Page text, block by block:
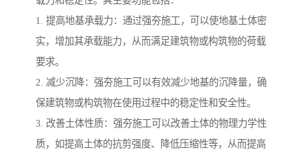
1. 提高地基承载力：通过强夯施工，可以使地基土体密
实，增加其承载能力，从而满足建筑物或构筑物的荷载
要求。
2. 减少沉降：强夯施工可以有效减少地基的沉降量，确
保建筑物或构筑物在使用过程中的稳定性和安全性。
3. 改善土体性质：强夯施工可以改善土体的物理力学性
质，如提高土体的抗剪强度、降低压缩性等，从而提高